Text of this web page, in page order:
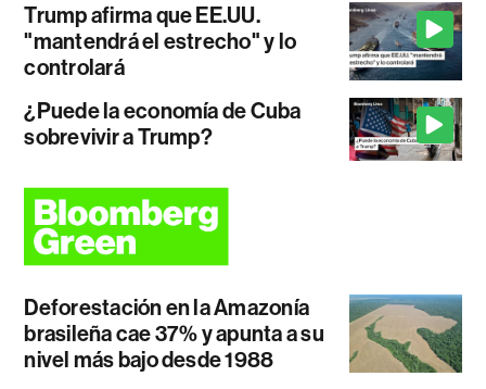
Trump afirma que EE.UU.
"mantendrá el estrecho" y lo
controlará
¿Puede la economía de Cuba
sobrevivir a Trump?
Deforestación en la Amazonía
brasileña cae 37% y apunta a su
nivel más bajo desde 1988